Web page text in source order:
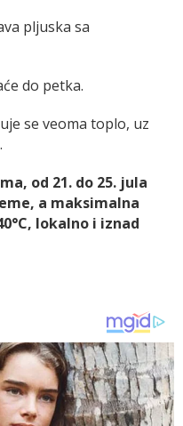
pljuska sa
do petka.
se veoma toplo, uz
od 21. do 25. jula
a maksimalna
lokalno i iznad